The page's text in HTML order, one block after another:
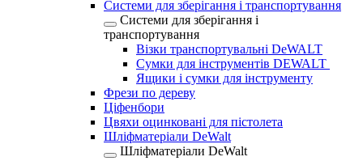
Системи для зберігання і транспортування
Системи для зберігання і
транспортування
Візки транспортувальні DeWALT
Сумки для інструментів DEWALT
Ящики і сумки для інструменту
Фрези по дереву
Ціфенбори
Цвяхи оцинковані для пістолета
Шліфматеріали DeWalt
Шліфматеріали DeWalt